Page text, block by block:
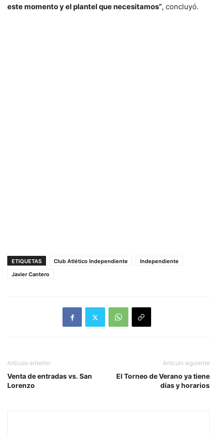
este momento y el plantel que necesitamos”, concluyó.
ETIQUETAS Club Atlético Independiente
Independiente
Javier Cantero
Artículo anterior
Venta de entradas vs. San
Lorenzo
Artículo siguiente
El Torneo de Verano ya tiene
días y horarios